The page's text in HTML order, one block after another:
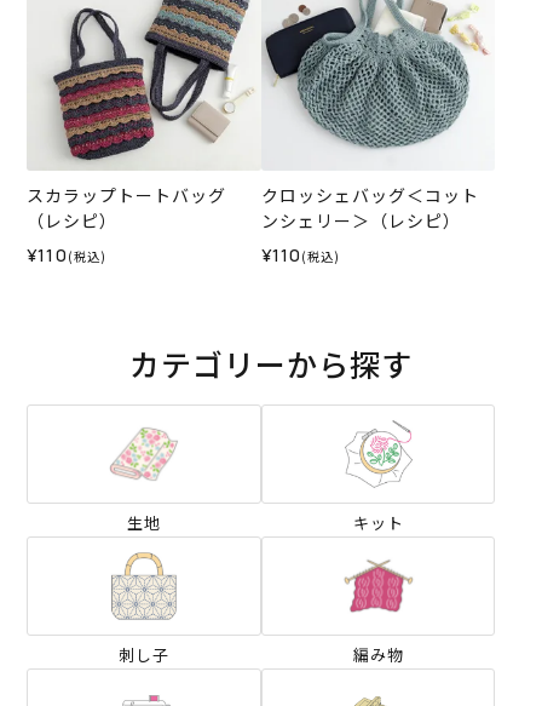
スカラップトートバッグ
（レシピ）
¥110 (税込)
クロッシェバッグ＜コット
ンシェリー＞（レシピ）
¥110 (税込)
カテゴリーから探す
生地 キット
刺し子 編み物